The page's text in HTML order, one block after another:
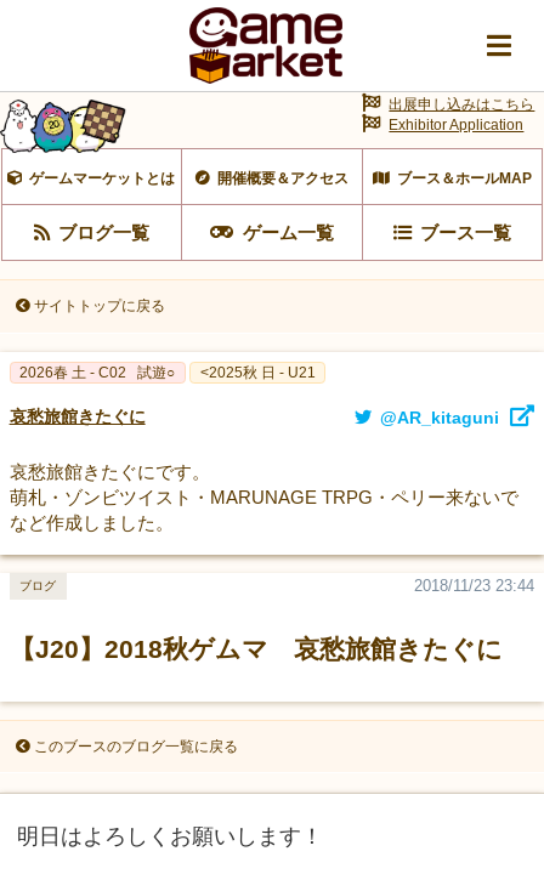
ゲームマーケットとは 開催概要＆アクセス ブース＆ホールMAP
ブログ一覧 ゲーム一覧 ブース一覧
出展申し込みはこちら
Exhibitor Application
サイトトップに戻る
2026春 土 - C02 試遊○ <2025秋 日 - U21
哀愁旅館きたぐに @AR_kitaguni
哀愁旅館きたぐにです。
萌札・ゾンビツイスト・MARUNAGE TRPG・ペリー来ないで
など作成しました。
【J20】2018秋ゲムマ 哀愁旅館きたぐに
2018/11/23 23:44
ブログ
このブースのブログ一覧に戻る
明日はよろしくお願いします！